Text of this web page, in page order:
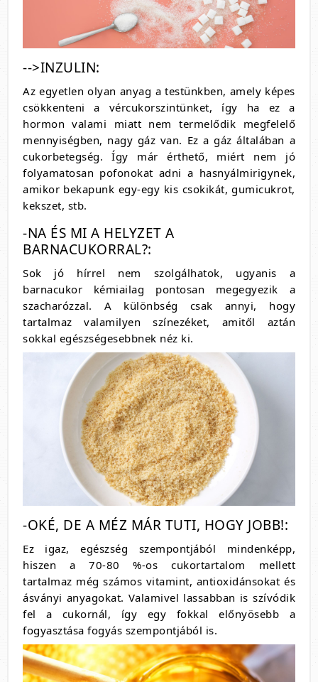
-->INZULIN:
Az egyetlen olyan anyag a testünkben, amely képes
csökkenteni a vércukorszintünket, így ha ez a
hormon valami miatt nem termelődik megfelelő
mennyiségben, nagy gáz van. Ez a gáz általában a
cukorbetegség. Így már érthető, miért nem jó
folyamatosan pofonokat adni a hasnyálmirigynek,
amikor bekapunk egy-egy kis csokikát, gumicukrot,
kekszet, stb.
-NA ÉS MI A HELYZET A
BARNACUKORRAL?:
Sok jó hírrel nem szolgálhatok, ugyanis a
barnacukor kémiailag pontosan megegyezik a
szacharózzal. A különbség csak annyi, hogy
tartalmaz valamilyen színezéket, amitől aztán
sokkal egészségesebbnek néz ki.
-OKÉ, DE A MÉZ MÁR TUTI, HOGY JOBB!:
Ez igaz, egészség szempontjából mindenképp,
hiszen a 70-80 %-os cukortartalom mellett
tartalmaz még számos vitamint, antioxidánsokat és
ásványi anyagokat. Valamivel lassabban is szívódik
fel a cukornál, így egy fokkal előnyösebb a
fogyasztása fogyás szempontjából is.